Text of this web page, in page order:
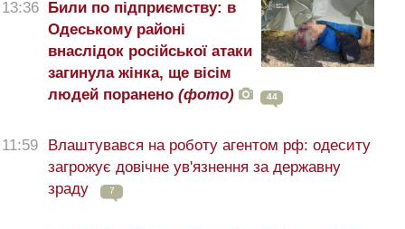
13:36 Били по підприємству: в
Одеському районі
внаслідок російської атаки
загинула жінка, ще вісім
людей поранено (фото) 44
11:59
Влаштувався на роботу агентом рф: одеситу
загрожує довічне ув'язнення за державну
зраду
7